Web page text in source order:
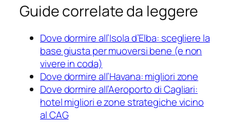
Guide correlate da leggere
Dove dormire all’Isola d’Elba: scegliere la
base giusta per muoversi bene (e non
vivere in coda)
Dove dormire all’Havana: migliori zone
Dove dormire all’Aeroporto di Cagliari:
hotel migliori e zone strategiche vicino
al CAG